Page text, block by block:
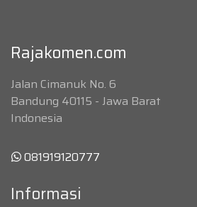
Rajakomen.com
Jalan Cimanuk No. 6
Bandung 40115 - Jawa Barat
Indonesia
081919120777
Informasi